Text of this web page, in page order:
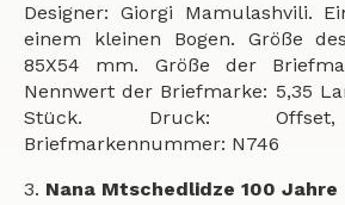
Designer: Giorgi Mamulashvili.
einem kleinen Bogen. Größe
85X54 mm. Größe der
Nennwert der Briefmarke: 5,35
Stück. Druck: Offset,
Briefmarkennummer: N746
3. Nana Mtschedlidze 100 Jahre